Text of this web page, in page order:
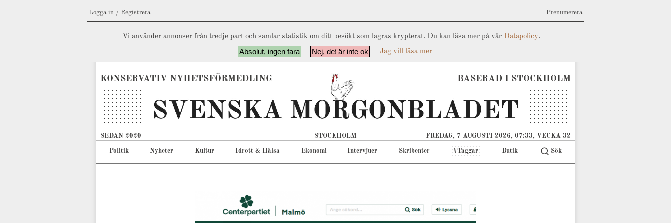
Logga in / Registrera Prenumerera
Vi använder annonser från tredje part och samlar statistik om ditt besökt som lagras krypterat. Du kan läsa mer på vår Datapolicy.
Absolut, ingen fara Nej, det är inte ok Jag vill läsa mer
KONSERVATIV NYHETSFÖRMEDLING BASERAD I STOCKHOLM
SEDAN 2020 STOCKHOLM FREDAG, 7 AUGUSTI 2026, 07:33, VECKA 32
Politik Nyheter Kultur Idrott & Hälsa Ekonomi Intervjuer Skribenter #Taggar Butik Sök